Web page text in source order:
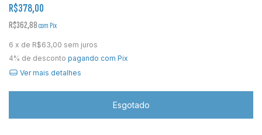
R$378,00
R$362,88com Pix
6 x de R$63,00 sem juros
4% de desconto pagando com Pix
Ver mais detalhes